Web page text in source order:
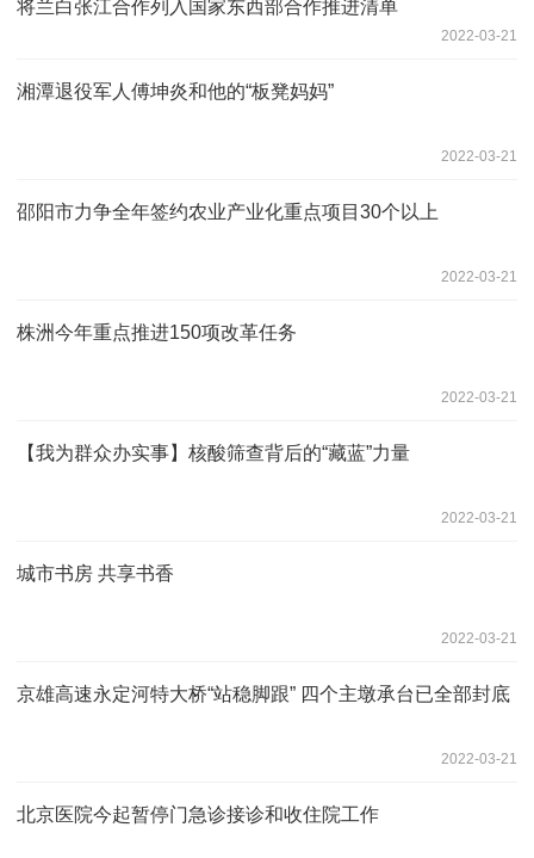
将兰白张江合作列入国家东西部合作推进清单
2022-03-21
湘潭退役军人傅坤炎和他的“板凳妈妈”
2022-03-21
邵阳市力争全年签约农业产业化重点项目30个以上
2022-03-21
株洲今年重点推进150项改革任务
2022-03-21
【我为群众办实事】核酸筛查背后的“藏蓝”力量
2022-03-21
城市书房 共享书香
2022-03-21
京雄高速永定河特大桥“站稳脚跟” 四个主墩承台已全部封底
2022-03-21
北京医院今起暂停门急诊接诊和收住院工作